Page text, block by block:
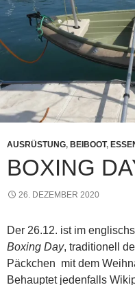
AUSRÜSTUNG, BEIBOOT,
BOXING
26. DEZEMBER 2020
Der 26.12. ist im
Boxing Day, traditionell
Päckchen mit dem
Behauptet jedenfalls